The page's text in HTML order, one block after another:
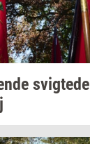
svig­te­de